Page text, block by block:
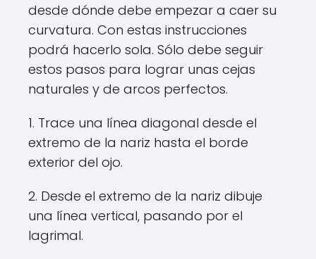
desde dónde debe empezar a caer su
curvatura. Con estas instrucciones
podrá hacerlo sola. Sólo debe seguir
estos pasos para lograr unas cejas
naturales y de arcos perfectos.
1. Trace una línea diagonal desde el
extremo de la nariz hasta el borde
exterior del ojo.
2. Desde el extremo de la nariz dibuje
una línea vertical, pasando por el
lagrimal.